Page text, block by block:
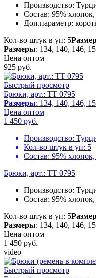
Производство:
Состав: 95% хлопок,
Доп.параметр:
Кол-во штук в уп: 5
Размеры: 134, 140, 146,
Цена оптом
925 руб.
Быстрый просмотр
Брюки, арт.: TT 0795
Размеры: 134, 140, 146,
Цена оптом
1 450 руб.
Производство:
Кол-во штук в уп: 5
Состав: 95% хлопок,
Брюки, арт.: TT 0795
Производство:
Состав: 95% хлопок,
Кол-во штук в уп: 5
Размеры: 134, 140, 146,
Цена оптом
1 450 руб.
video
Быстрый просмотр